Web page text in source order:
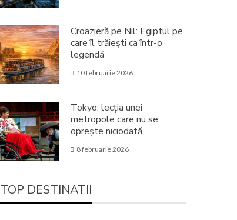
Croazieră pe Nil: Egiptul pe
care îl trăiești ca într-o
legendă
10 februarie 2026
Tokyo, lecția unei
metropole care nu se
oprește niciodată
8 februarie 2026
TOP DESTINATII